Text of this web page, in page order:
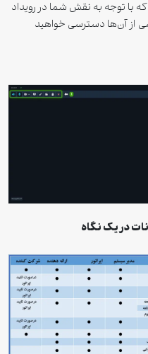
با توجه به نقش شما در رویداد
از آن‌ها دسترسی خواهید
در یک نگاه